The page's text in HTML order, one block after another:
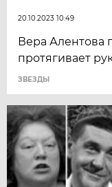
20.10.2023 10:49
Вера Алентова
протягивает
ЗВЕЗДЫ